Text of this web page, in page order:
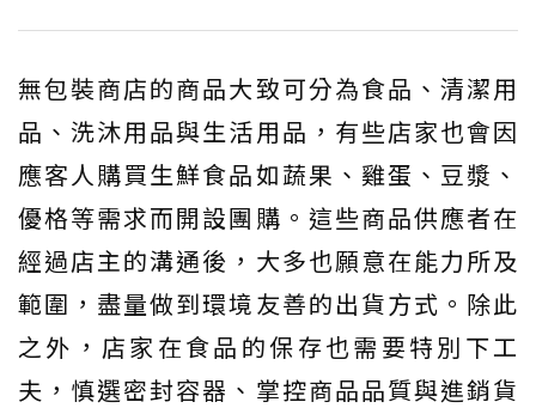
無包裝商店的商品大致可分為食品、清潔用
品、洗沐用品與生活用品，有些店家也會因
應客人購買生鮮食品如蔬果、雞蛋、豆漿、
優格等需求而開設團購。這些商品供應者在
經過店主的溝通後，大多也願意在能力所及
範圍，盡量做到環境友善的出貨方式。除此
之外，店家在食品的保存也需要特別下工
夫，慎選密封容器、掌控商品品質與進銷貨